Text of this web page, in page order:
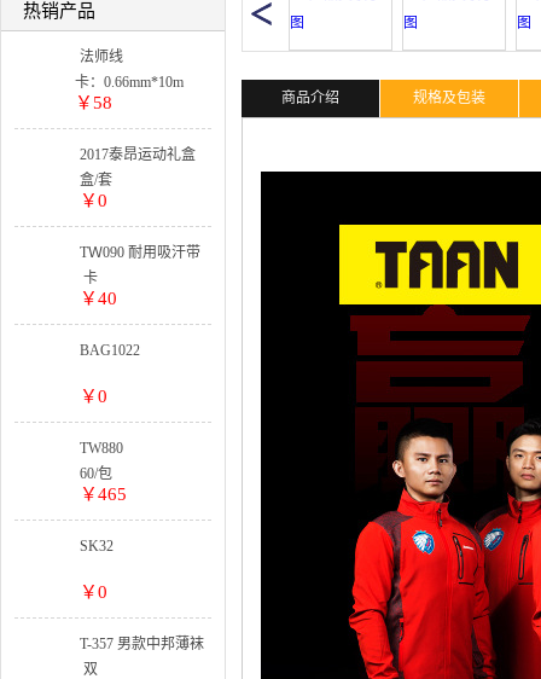
热销产品
法师线
卡：0.66mm*10m
单色:
5卡起订
整盒:
25卡出货
￥58
2017泰昂运动礼盒
套装系列
盒/套
￥0
TＷ090 耐用吸汗带
卡
￥40
BAG1022
￥0
TW880
60/包
￥465
SK32
￥0
T-357 男款中邦薄袜
双
商品介绍 规格及包装